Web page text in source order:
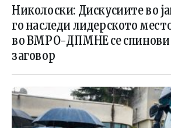
ВНАТРЕПАРТИСКИ ПОДЕЛБИ
Николоски: Дискусиите во
го наследи лидерското
во ВМРО-ДПМНЕ се спинови
заговор